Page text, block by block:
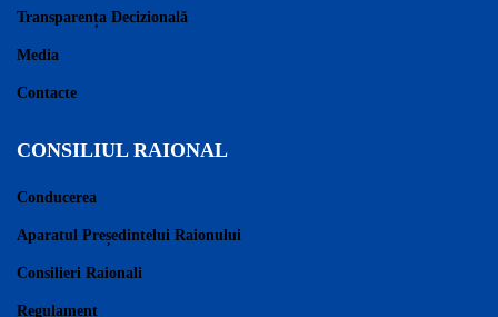
Transparența Decizională
Media
Contacte
CONSILIUL RAIONAL
Conducerea
Aparatul Președintelui Raionului
Consilieri Raionali
Regulament